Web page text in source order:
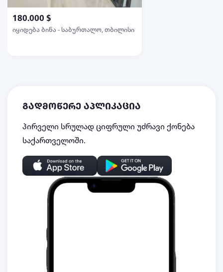
180.000 $
იყიდება ბინა - საბურთალო, თბილისი
გადმოწერე აპლიკაცია
პირველი სრულად ციფრული უძრავი ქონება
საქართველოში.